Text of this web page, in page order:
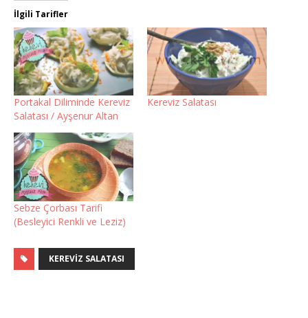
İlgili Tarifler
Portakal Diliminde Kereviz
Salatası / Ayşenur Altan
Kereviz Salatası
Sebze Çorbası Tarifi
(Besleyici Renkli ve Leziz)
KEREVIZ SALATASI